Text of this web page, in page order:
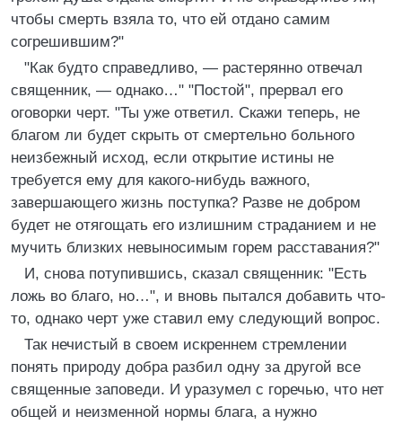
чтобы смерть взяла то, что ей отдано самим
согрешившим?"
"Как будто справедливо, — растерянно отвечал
священник, — однако…" "Постой", прервал его
оговорки черт. "Ты уже ответил. Скажи теперь, не
благом ли будет скрыть от смертельно больного
неизбежный исход, если открытие истины не
требуется ему для какого-нибудь важного,
завершающего жизнь поступка? Разве не добром
будет не отягощать его излишним страданием и не
мучить близких невыносимым горем расставания?"
И, снова потупившись, сказал священник: "Есть
ложь во благо, но…", и вновь пытался добавить что-
то, однако черт уже ставил ему следующий вопрос.
Так нечистый в своем искреннем стремлении
понять природу добра разбил одну за другой все
священные заповеди. И уразумел с горечью, что нет
общей и неизменной нормы блага, а нужно